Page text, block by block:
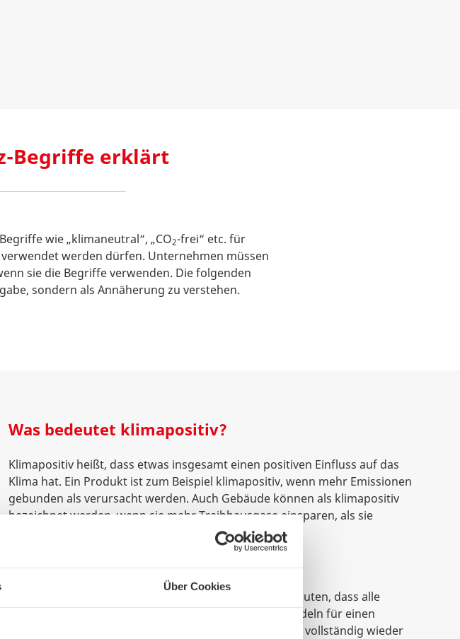
Über Cookies
Begriffe erklärt
wie „klimaneutral“, „CO2-frei“ etc. für
werden dürfen. Unternehmen müssen
sie die Begriffe verwenden. Die folgenden
sondern als Annäherung zu verstehen.
Was bedeutet klimapositiv?
Klimapositiv heißt, dass etwas insgesamt einen positiven Einfluss auf das
Klima hat. Ein Produkt ist zum Beispiel klimapositiv, wenn mehr Emissionen
gebunden als verursacht werden. Auch Gebäude können als klimapositiv
bezeichnet werden, wenn sie mehr Treibhausgase einsparen, als sie
Netto-Null-Emissionen (engl.: net zero emissions) bedeuten, dass alle
Treibhausgasemissionen, die durch menschliches Handeln für einen
bestimmten Prozess entstehen, durch die Atmosphäre vollständig wieder